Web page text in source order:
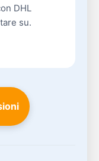
DHL
su.